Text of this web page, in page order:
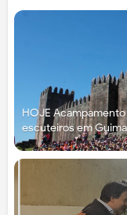
HOJE
escuteiros em